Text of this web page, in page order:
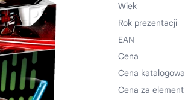
Wiek
Rok prezentacji
EAN
Cena
Cena katalogowa
Cena za element